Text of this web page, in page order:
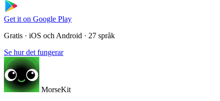
Get it on Google Play
Gratis · iOS och Android · 27 språk
Se hur det fungerar
MorseKit